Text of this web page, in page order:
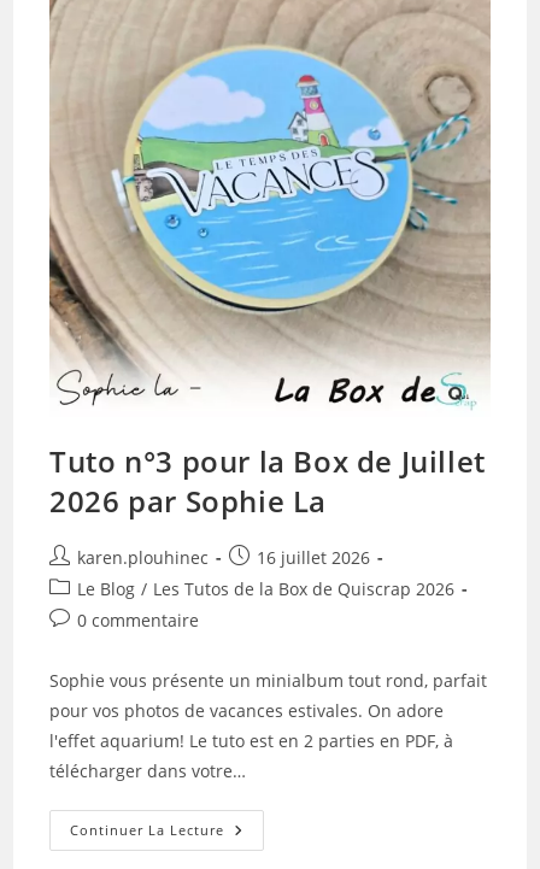
Nadia
Acker
Tuto n°3 pour la Box de Juillet
2026 par Sophie La
Auteur/autrice
de
la
publication :
karen.plouhinec
Publication
publiée :
16 juillet 2026
Post
category:
Le Blog / Les Tutos de la Box de Quiscrap 2026
Commentaires
la
publication :
0 commentaire
Sophie vous présente un minialbum tout rond, parfait
pour vos photos de vacances estivales. On adore
l'effet aquarium! Le tuto est en 2 parties en PDF, à
télécharger dans votre…
Continuer La Lecture Tuto
N°3